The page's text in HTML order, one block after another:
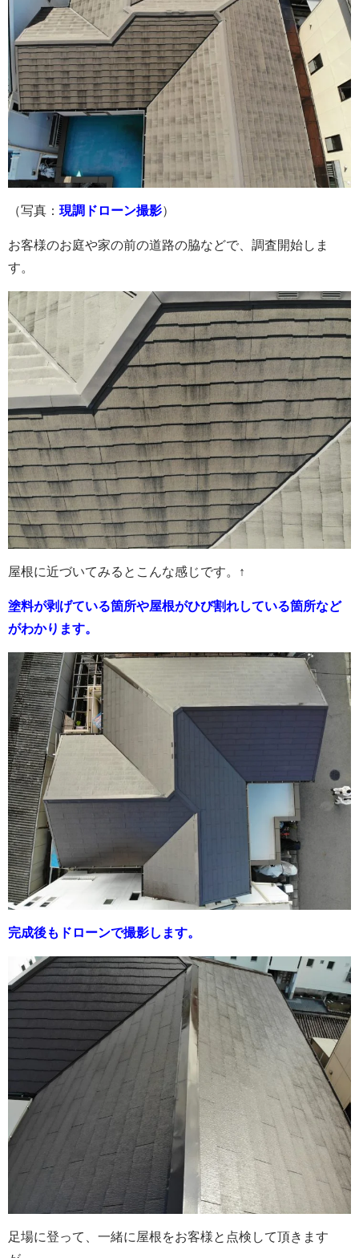
（写真： 現調ドローン撮影）
お客様のお庭や家の前の道路の脇などで、調査開始しま
す。
屋根に近づいてみるとこんな感じです。↑
塗料が剥げている箇所や屋根がひび割れしている箇所など
がわかります。
完成後もドローンで撮影します。
足場に登って、一緒に屋根をお客様と点検して頂きます